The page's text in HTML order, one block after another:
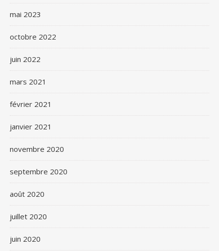
mai 2023
octobre 2022
juin 2022
mars 2021
février 2021
janvier 2021
novembre 2020
septembre 2020
août 2020
juillet 2020
juin 2020